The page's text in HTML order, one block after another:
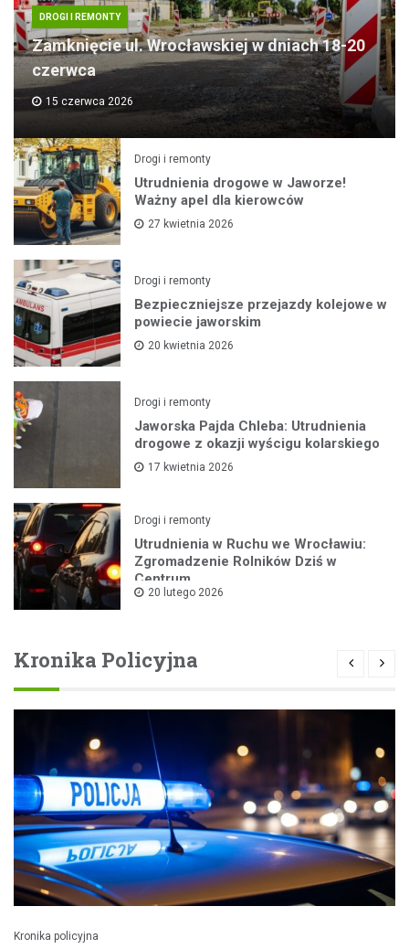
DROGI I REMONTY
Zamknięcie ul. Wrocławskiej w dniach 18-20
czerwca
15 czerwca 2026
Drogi i remonty
Utrudnienia drogowe w Jaworze!
Ważny apel dla kierowców
27 kwietnia 2026
Drogi i remonty
Bezpieczniejsze przejazdy kolejowe w
powiecie jaworskim
20 kwietnia 2026
Drogi i remonty
Jaworska Pajda Chleba: Utrudnienia
drogowe z okazji wyścigu kolarskiego
17 kwietnia 2026
Drogi i remonty
Utrudnienia w Ruchu we Wrocławiu:
Zgromadzenie Rolników Dziś w
Centrum
20 lutego 2026
Kronika Policyjna
Kronika policyjna